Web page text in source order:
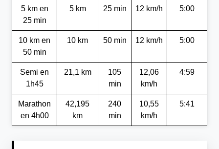
5 km en
25 min
5 km 25 min 12 km/h 5:00
10 km en
50 min
10 km 50 min 12 km/h 5:00
Semi en
1h45
21,1 km
105
min
12,06
km/h
4:59
Marathon
en 4h00
42,195
km
240
min
10,55
km/h
5:41